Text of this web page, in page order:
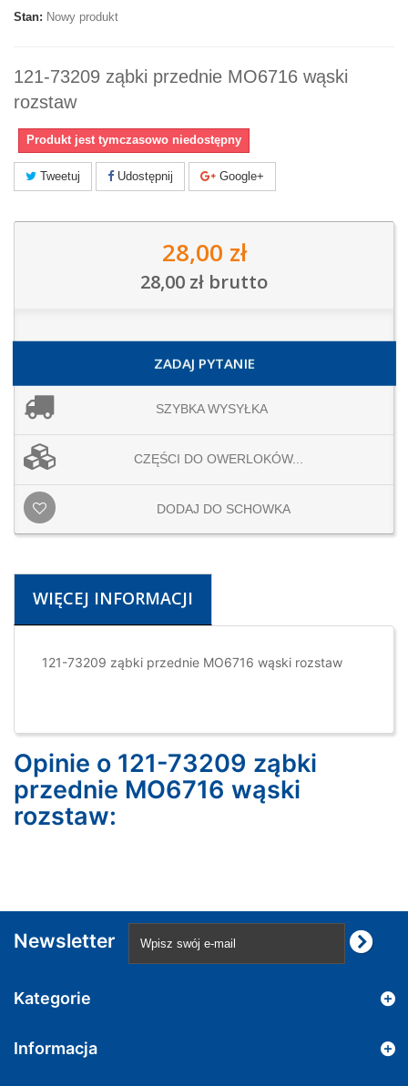
Stan: Nowy produkt
121-73209 ząbki przednie MO6716 wąski
rozstaw
Produkt jest tymczasowo niedostępny
Tweetuj Udostępnij Google+
28,00 zł
28,00 zł brutto
ZADAJ PYTANIE
SZYBKA WYSYŁKA
CZĘŚCI DO OWERLOKÓW...
DODAJ DO SCHOWKA
WIĘCEJ INFORMACJI
121-73209 ząbki przednie MO6716 wąski rozstaw
Opinie o 121-73209 ząbki
przednie MO6716 wąski
rozstaw:
Newsletter
Kategorie
Informacja